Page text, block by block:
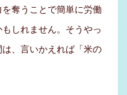
奪うことで簡単に労働
しれません。そうやっ
、言いかえれば「米の